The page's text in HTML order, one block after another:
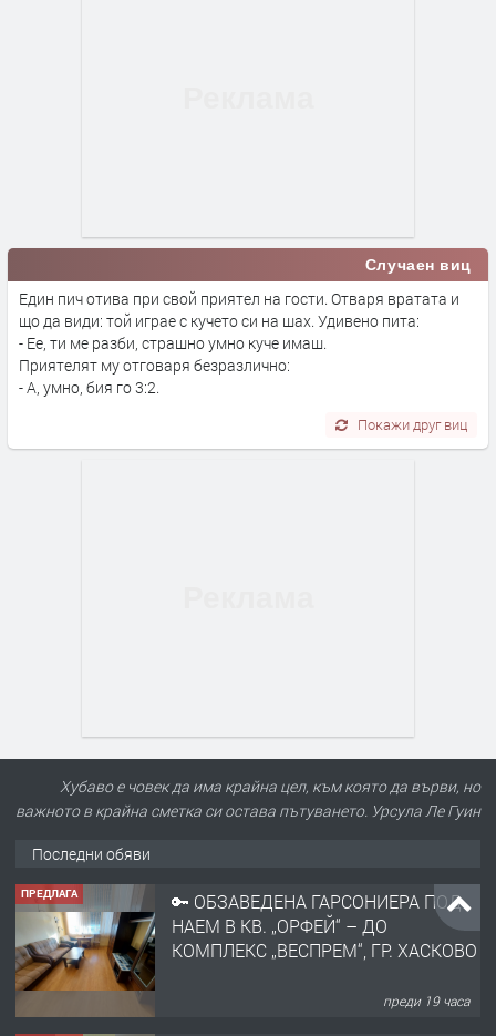
Случаен виц
Един пич отива при свой приятел на гости. Отваря вратата и
що да види: той играе с кучето си на шах. Удивено пита:
- Ее, ти ме разби, страшно умно куче имаш.
Приятелят му отговаря безразлично:
- А, умно, бия го 3:2.
Покажи друг виц
Хубаво е човек да има крайна цел, към която да върви, но
важното в крайна сметка си остава пътуването. Урсула Ле Гуин
Последни обяви
ПРЕДЛАГА
🔑 ОБЗАВЕДЕНА ГАРСОНИЕРА ПОД
НАЕМ В КВ. „ОРФЕЙ“ – ДО
КОМПЛЕКС „ВЕСПРЕМ“, ГР. ХАСКОВО
преди 19 часа